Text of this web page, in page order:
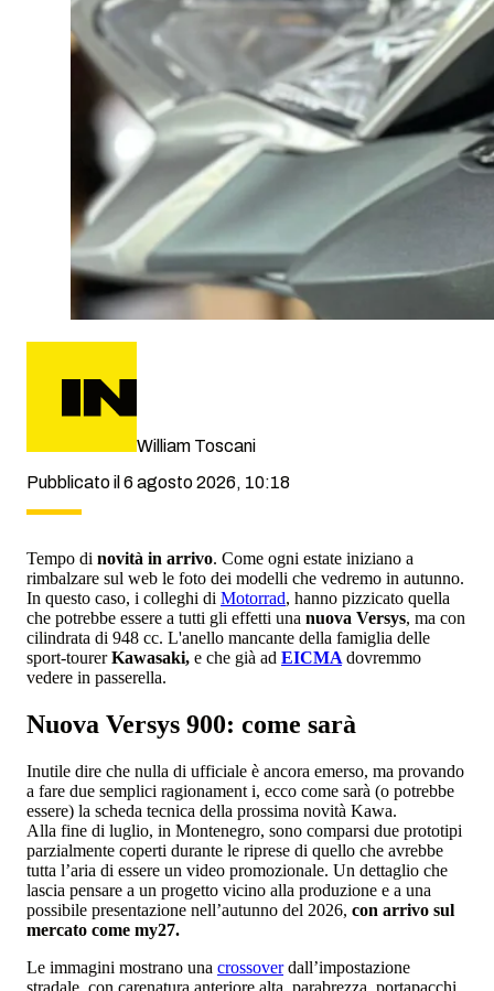
William Toscani
Pubblicato il 6 agosto 2026, 10:18
Tempo di novità in arrivo. Come ogni estate iniziano a
rimbalzare sul web le foto dei modelli che vedremo in autunno.
In questo caso, i colleghi di Motorrad, hanno pizzicato quella
che potrebbe essere a tutti gli effetti una nuova Versys, ma con
cilindrata di 948 cc. L'anello mancante della famiglia delle
sport-tourerKawasaki, e che già ad EICMA dovremmo
vedere in passerella.
Nuova Versys 900: come sarà
Inutile dire che nulla di ufficiale è ancora emerso, ma provando
a fare due semplici ragionament i, ecco come sarà (o potrebbe
essere) la scheda tecnica della prossima novità Kawa.
Alla fine di luglio, in Montenegro, sono comparsi due prototipi
parzialmente coperti durante le riprese di quello che avrebbe
tutta l’aria di essere un video promozionale. Un dettaglio che
lascia pensare a un progetto vicino alla produzione e a una
possibile presentazione nell’autunno del 2026, con arrivo sul
mercato come my27.
Le immagini mostrano una crossoverdall’impostazione
stradale, con carenatura anteriore alta, parabrezza, portapacchi